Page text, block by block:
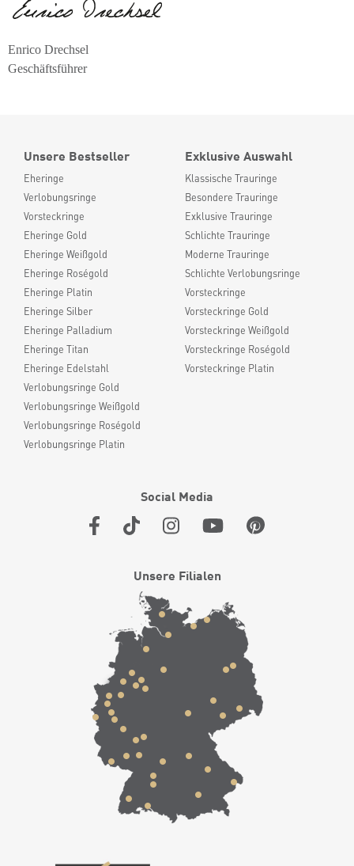
Enrico Drechsel
Geschäftsführer
Unsere Bestseller
Eheringe
Verlobungsringe
Vorsteckringe
Eheringe Gold
Eheringe Weißgold
Eheringe Roségold
Eheringe Platin
Eheringe Silber
Eheringe Palladium
Eheringe Titan
Eheringe Edelstahl
Verlobungsringe Gold
Verlobungsringe Weißgold
Verlobungsringe Roségold
Verlobungsringe Platin
Exklusive Auswahl
Klassische Trauringe
Besondere Trauringe
Exklusive Trauringe
Schlichte Trauringe
Moderne Trauringe
Schlichte Verlobungsringe
Vorsteckringe
Vorsteckringe Gold
Vorsteckringe Weißgold
Vorsteckringe Roségold
Vorsteckringe Platin
Social Media
Unsere Filialen